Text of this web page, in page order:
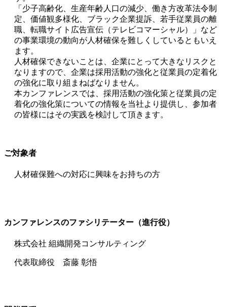
「少子高齢化、生産年齢人口の減少、働き方改革法令制
定、価値観多様化、ブラック企業提訴、若手従業員の離
職、転職サイト広告宣伝（テレビコマーシャル）」など
の事業環境の動向が人材確保を難しくしているともいえ
ます。
人材確保できないことは、企業にとって大きなリスクと
なりますので、企業は採用活動の強化と従業員の定着化
の強化に取り組まねばなりません。
本カンファレンスでは、採用活動の強化策と従業員の定
着化の強化策についての情報を当社より提供し、参加者
の皆様にはその実践を検討して頂きます。
ご対象者
人材確保難への対応に興味をお持ちの方
カンファレンスのファシリテーター（進行役）
株式会社 組織開発コンサルティング
代表取締役 斎藤 彰悟